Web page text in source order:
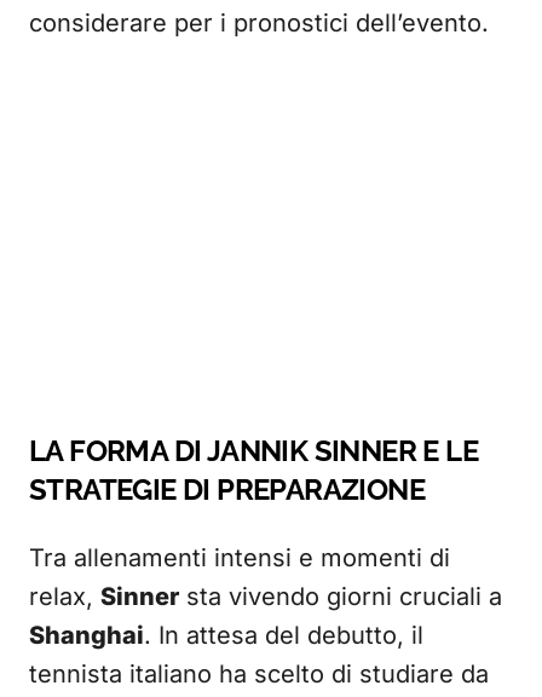
considerare per i pronostici dell’evento.
LA FORMA DI JANNIK SINNER E LE
STRATEGIE DI PREPARAZIONE
Tra allenamenti intensi e momenti di
relax, Sinner sta vivendo giorni cruciali a
Shanghai. In attesa del debutto, il
tennista italiano ha scelto di studiare da